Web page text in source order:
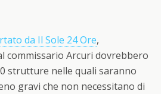
da Il Sole 24 Ore,
commissario Arcuri dovrebbero
strutture nelle quali saranno
gravi che non necessitano di